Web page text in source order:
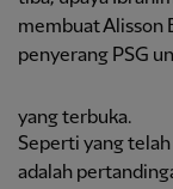
membuat Alisson
penyerang PSG
yang terbuka.
Seperti yang
adalah